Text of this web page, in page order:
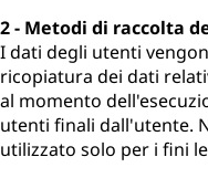
2 - Metodi di raccolta
I dati degli utenti
ricopiatura dei dati
al momento
utenti finali dall'utente.
utilizzato solo per i fini